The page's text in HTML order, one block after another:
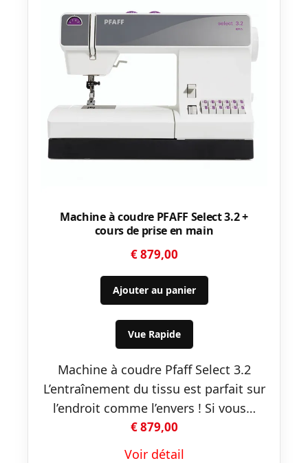
Machine à coudre PFAFF Select 3.2 +
cours de prise en main
€879,00
Ajouter au panier
Vue Rapide
Machine à coudre Pfaff Select 3.2
L’entraînement du tissu est parfait sur
l’endroit comme l’envers ! Si vous…
€879,00
Voir détail